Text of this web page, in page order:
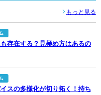
もっと見る
存在する？見極め方はあるの
スの多様化が切り拓く！持ち